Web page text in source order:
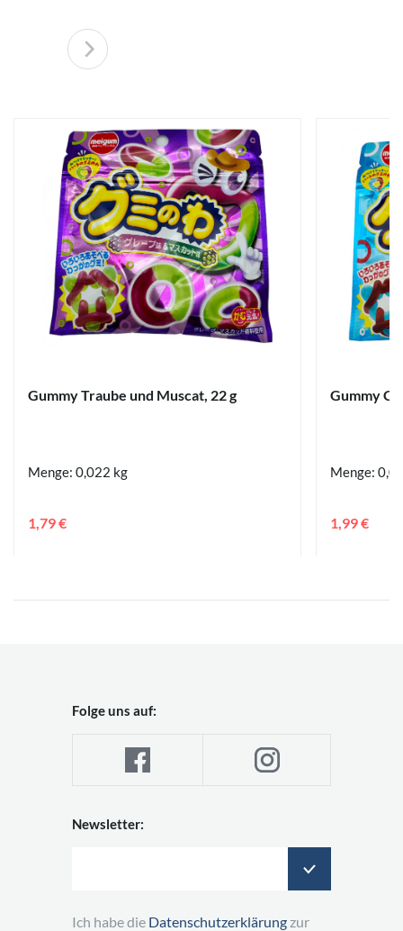
Gummy Traube und Muscat, 22 g
Menge: 0,022 kg
1,79 €
Gummy
Menge:
1,99 €
Folge uns auf:
Newsletter:
Ich habe die Datenschutzerklärung zur